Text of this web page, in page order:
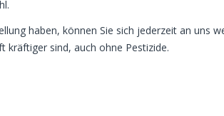
haben, können Sie sich jederzeit an uns
kräftiger sind, auch ohne Pestizide.